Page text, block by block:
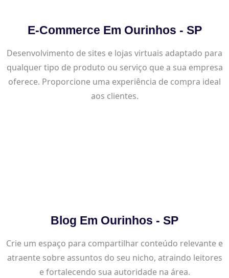
E-Commerce Em Ourinhos - SP
Desenvolvimento de sites e lojas virtuais adaptado para
qualquer tipo de produto ou serviço que a sua empresa
oferece. Proporcione uma experiência de compra ideal
aos clientes.
Blog Em Ourinhos - SP
Crie um espaço para compartilhar conteúdo relevante e
atraente sobre assuntos do seu nicho, atraindo leitores
e fortalecendo sua autoridade na área.